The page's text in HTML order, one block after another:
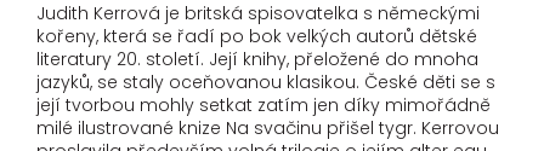
Judith Kerrová je britská spisovatelka s německými
kořeny, která se řadí po bok velkých autorů dětské
literatury 20. století. Její knihy, přeložené do mnoha
jazyků, se staly oceňovanou klasikou. České děti se s
její tvorbou mohly setkat zatím jen díky mimořádně
milé ilustrované knize Na svačinu přišel tygr. Kerrovou